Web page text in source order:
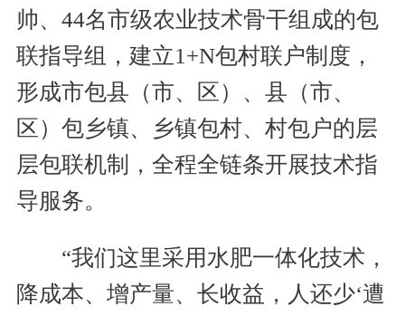
帅、44名市级农业技术骨干组成的包
联指导组，建立1+N包村联户制度，
形成市包县（市、区）、县（市、
区）包乡镇、乡镇包村、村包户的层
层包联机制，全程全链条开展技术指
导服务。
“我们这里采用水肥一体化技术，
降成本、增产量、长收益，人还少‘遭